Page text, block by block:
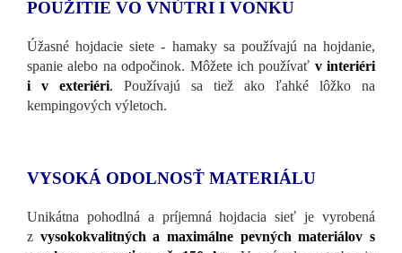
POUŽITIE VO VNÚTRI I VONKU
Úžasné hojdacie siete - hamaky sa používajú na hojdanie,
spanie alebo na odpočinok. Môžete ich používať v interiéri
i v exteriéri.
Používajú sa tiež ako ľahké lôžko na
kempingových výletoch.
VYSOKÁ ODOLNOSŤ MATERIÁLU
Unikátna pohodlná a príjemná hojdacia sieť je vyrobená
z vysokokvalitných a maximálne pevných materiálov s